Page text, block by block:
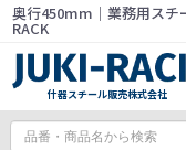
奥行450mm｜業務用スチ
RACK
什器スチール販売株式会社